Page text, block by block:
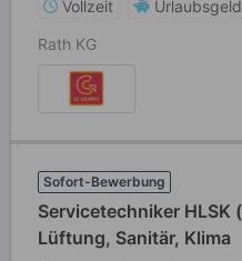
Vollzeit
Urlaubsgeld
Rath KG
Sofort-Bewerbung
Servicetechniker HLSK
Lüftung, Sanitär, Klima